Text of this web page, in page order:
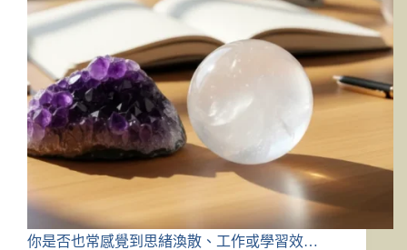
你是否也常感覺到思緒渙散、工作或學習效…